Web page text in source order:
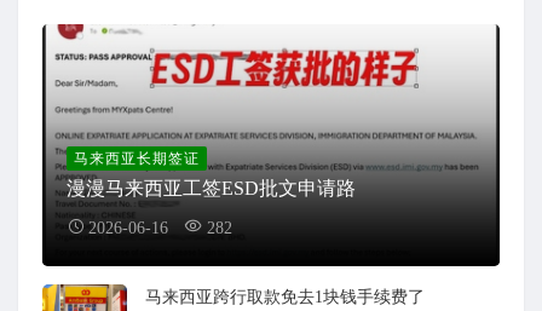
马来西亚长期签证
漫漫马来西亚工签ESD批文申请路
2026-06-16 282
马来西亚跨行取款免去1块钱手续费了